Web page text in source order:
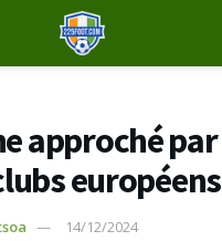
approché par
européens
14/12/2024